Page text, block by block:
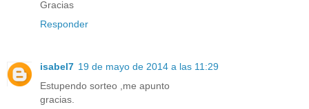
Gracias
Responder
isabel7 19 de mayo de 2014 a las 11:29
Estupendo sorteo ,me apunto
gracias.